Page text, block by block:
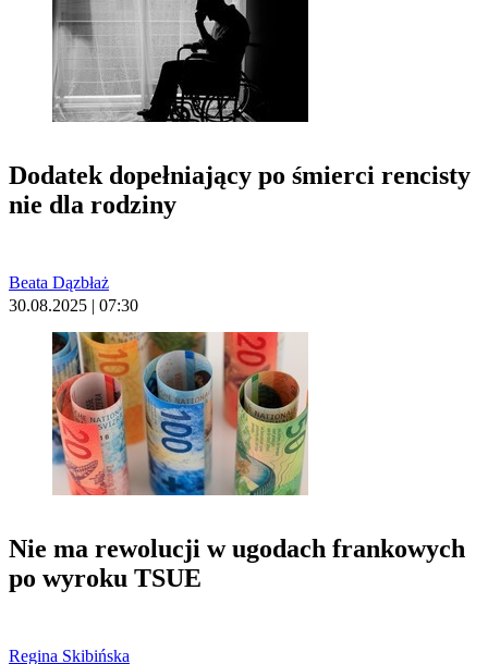
Dodatek dopełniający po śmierci rencisty
nie dla rodziny
Beata Dązbłaż
30.08.2025 | 07:30
Nie ma rewolucji w ugodach frankowych
po wyroku TSUE
Regina Skibińska